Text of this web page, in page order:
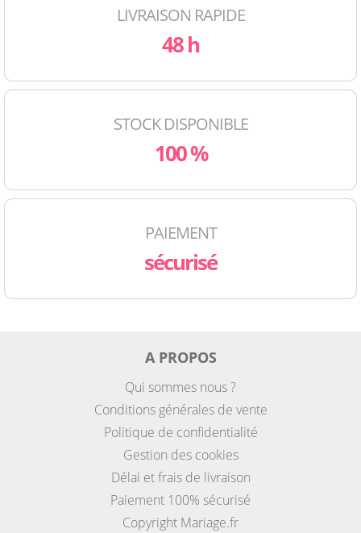
LIVRAISON RAPIDE
48 h
STOCK DISPONIBLE
100 %
PAIEMENT
sécurisé
A PROPOS
Qui sommes nous ?
Conditions générales de vente
Politique de confidentialité
Gestion des cookies
Délai et frais de livraison
Paiement 100% sécurisé
Copyright Mariage.fr